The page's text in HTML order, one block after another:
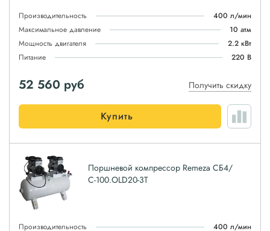
Производительность
400 л/мин
Максимальное давление
10 атм
Мощность двигателя
2.2 кВт
Питание
220 В
52 560 руб Получить скидку
Купить
Поршневой компрессор Remeza СБ4/
С-100.OLD20-3T
Производительность
400 л/мин